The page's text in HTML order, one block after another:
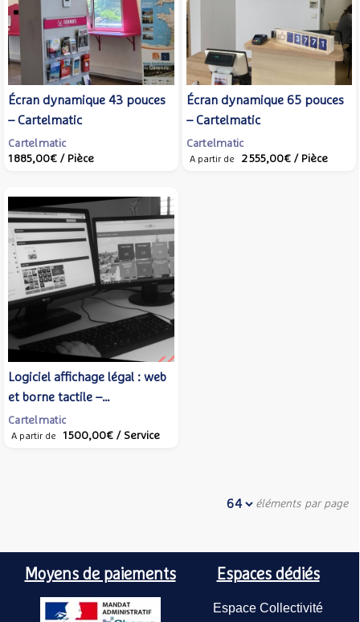
Écran dynamique 43 pouces
– Cartelmatic
Cartelmatic
1 885,00€ / Pièce
Écran dynamique 65 pouces
– Cartelmatic
Cartelmatic
A partir de 2 555,00€ / Pièce
Logiciel affichage légal : web
et borne tactile –
Cartelmatic
Cartelmatic
A partir de 1 500,00€ / Service
éléments par page
Moyens de paiements Espaces dédiés
Espace Collectivité